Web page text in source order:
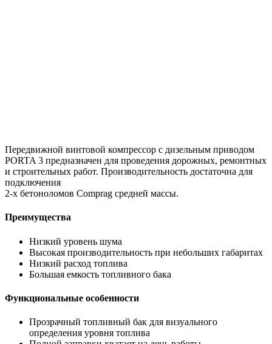
Передвижной винтовой компрессор с дизельным приводом
PORTA 3 предназначен для проведения дорожных, ремонтных
и строительных работ. Производительность достаточна для
подключения
2-х бетоноломов Comprag средней массы.
Преимущества
Низкий уровень шума
Высокая производительность при небольших габаритах
Низкий расход топлива
Большая емкость топливного бака
Функциональные особенности
Прозрачный топливный бак для визуального
определения уровня топлива